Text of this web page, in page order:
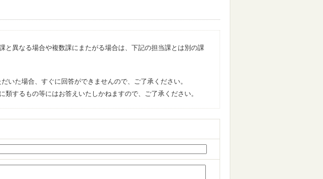
異なる場合や複数課にまたがる場合は、下記の担当課とは別の課
いた場合、すぐに回答ができませんので、ご了承ください。
するもの等にはお答えいたしかねますので、ご了承ください。